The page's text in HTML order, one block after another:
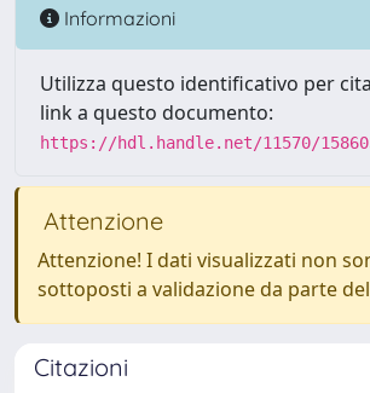
Informazioni
Utilizza questo identificativo per
link a questo documento:
https://hdl.handle.net/11570/
Attenzione
Attenzione! I dati visualizzati non
sottoposti a validazione da parte
Citazioni